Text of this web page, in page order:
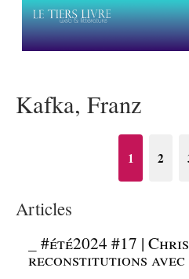
Kafka, Franz
1 2
Articles
_#été2024 #17 |
reconstitutions